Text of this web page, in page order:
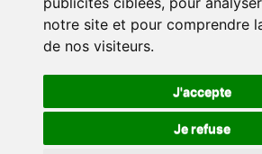
notre site et pour comprendre
de nos visiteurs.
J'accepte
Je refuse